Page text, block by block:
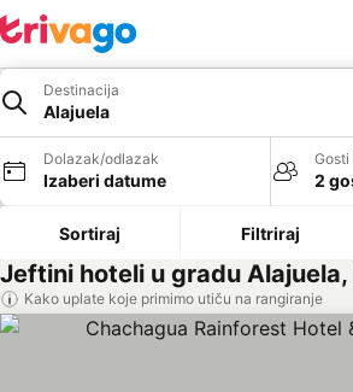
Destinacija
Alajuela
Dolazak/odlazak
Izaberi datume
Gosti
2
Sortiraj Filtriraj
Jeftini hoteli u gradu
Kako uplate koje primimo utiču na rangiranje